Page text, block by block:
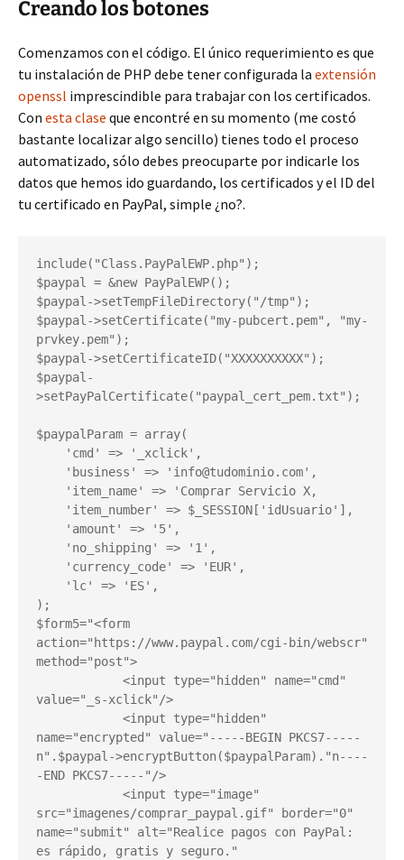
Creando los botones
Comenzamos con el código. El único requerimiento es que
tu instalación de PHP debe tener configurada la extensión
openssl imprescindible para trabajar con los certificados.
Con esta clase que encontré en su momento (me costó
bastante localizar algo sencillo) tienes todo el proceso
automatizado, sólo debes preocuparte por indicarle los
datos que hemos ido guardando, los certificados y el ID del
tu certificado en PayPal, simple ¿no?.
include("Class.PayPalEWP.php");
$paypal = &new PayPalEWP();
$paypal->setTempFileDirectory("/tmp");
$paypal->setCertificate("my-pubcert.pem", "my-
prvkey.pem");
$paypal->setCertificateID("XXXXXXXXXX");
$paypal-
>setPayPalCertificate("paypal_cert_pem.txt");
$paypalParam = array(
    'business' => '
info@tudominio.com',
);
$form5="<form
action="https://www.paypal.com/cgi-bin/webscr"
method="post">
value="_s-xclick"/>
name="encrypted" value="-----BEGIN PKCS7-----
n".$paypal->encryptButton($paypalParam)."n----
-END PKCS7-----"/>
src="imagenes/comprar_paypal.gif" border="0"
name="submit" alt="Realice pagos con PayPal:
es rápido, gratis y seguro."